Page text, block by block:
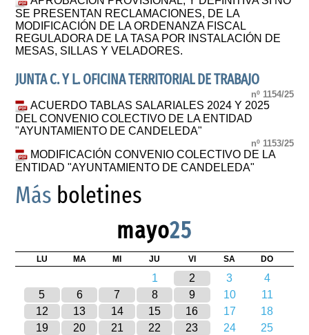
SE PRESENTAN RECLAMACIONES, DE LA
MODIFICACIÓN DE LA ORDENANZA FISCAL
REGULADORA DE LA TASA POR INSTALACIÓN DE
MESAS, SILLAS Y VELADORES.
JUNTA C. Y L. OFICINA TERRITORIAL DE TRABAJO
nº 1154/25
ACUERDO TABLAS SALARIALES 2024 Y 2025
DEL CONVENIO COLECTIVO DE LA ENTIDAD
"AYUNTAMIENTO DE CANDELEDA"
nº 1153/25
MODIFICACIÓN CONVENIO COLECTIVO DE LA
ENTIDAD "AYUNTAMIENTO DE CANDELEDA"
Más boletines
mayo25
LU MA MI JU VI SA DO
1 2 3
4
5
6 7 8 9 10
11
12
13 14 15 16 17
18
19
20 21 22 23 24
25